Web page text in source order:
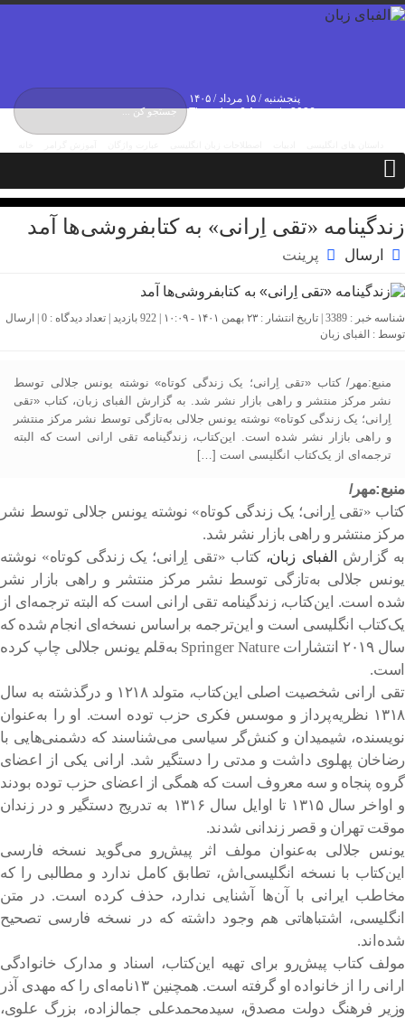
پنجشنبه / ۱۵ مرداد / ۱۴۰۵
Thursday, 6 August , 2026
زندگینامه «تقی اِرانی» به کتابفروشی‌ها آمد
ارسال پرینت
شناسه خبر : 3389 | تاریخ انتشار : ۲۳ بهمن ۱۴۰۱ - ۱۰:۰۹ | 922 بازدید | تعداد دیدگاه : 0 | ارسال
توسط : الفبای زبان
منبع:مهر/ کتاب «تقی اِرانی؛ یک زندگی کوتاه» نوشته یونس جلالی توسط
نشر مرکز منتشر و راهی بازار نشر شد. به گزارش الفبای زبان، کتاب «تقی
اِرانی؛ یک زندگی کوتاه» نوشته یونس جلالی به‌تازگی توسط نشر مرکز منتشر
و راهی بازار نشر شده است. این‌کتاب، زندگینامه تقی ارانی است که البته
ترجمه‌ای از یک‌کتاب انگلیسی است […]
منبع:مهر/
کتاب «تقی اِرانی؛ یک زندگی کوتاه» نوشته یونس جلالی توسط نشر
مرکز منتشر و راهی بازار نشر شد.
به گزارش
الفبای زبان، کتاب «تقی اِرانی؛ یک زندگی کوتاه» نوشته
یونس جلالی به‌تازگی توسط نشر مرکز منتشر و راهی بازار نشر
شده است. این‌کتاب، زندگینامه تقی ارانی است که البته ترجمه‌ای از
یک‌کتاب انگلیسی است و این‌ترجمه براساس نسخه‌ای انجام شده که
سال ۲۰۱۹ انتشارات Springer Nature به‌قلم یونس جلالی چاپ کرده
است.
تقی ارانی شخصیت اصلی این‌کتاب، متولد ۱۲۱۸ و درگذشته به سال
۱۳۱۸ نظریه‌پرداز و موسس فکری حزب توده است. او را به‌عنوان
نویسنده، شیمیدان و کنش‌گر سیاسی می‌شناسند که دشمنی‌هایی با
رضاخان پهلوی داشت و مدتی را دستگیر شد. ارانی یکی از اعضای
گروه پنجاه و سه معروف است که همگی از اعضای حزب توده بودند
و اواخر سال ۱۳۱۵ تا اوایل سال ۱۳۱۶ به تدریج دستگیر و در زندان
موقت تهران و قصر زندانی شدند.
یونس جلالی به‌عنوان مولف اثر پیش‌رو می‌گوید نسخه فارسی
این‌کتاب با نسخه انگلیسی‌اش، تطابق کامل ندارد و مطالبی را که
مخاطب ایرانی با آن‌ها آشنایی ندارد، حذف کرده است. در متن
انگلیسی، اشتباهاتی هم وجود داشته که در نسخه فارسی تصحیح
شده‌اند.
مولف کتاب پیش‌رو برای تهیه این‌کتاب، اسناد و مدارک خانوادگی
ارانی را از خانواده او گرفته است. همچنین ۱۳‌نامه‌ای را که مهدی آذر
وزیر فرهنگ دولت مصدق، سیدمحمدعلی جمالزاده، بزرگ علوی،